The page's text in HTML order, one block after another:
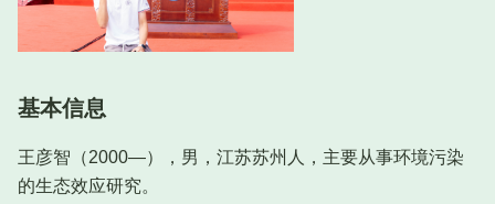
基本信息
王彦智（2000—），男，江苏苏州人，主要从事环境污染
的生态效应研究。